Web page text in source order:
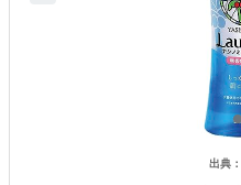
出典：